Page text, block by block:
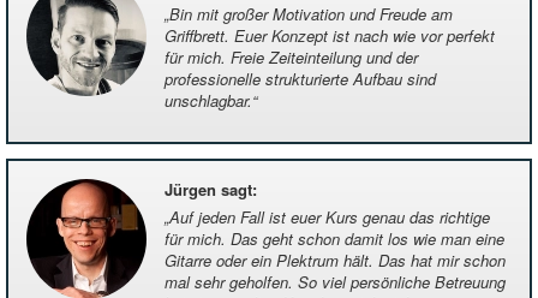
„Bin mit großer Motivation und Freude am
Griffbrett. Euer Konzept ist nach wie vor perfekt
für mich. Freie Zeiteinteilung und der
professionelle strukturierte Aufbau sind
unschlagbar.“
Jürgen sagt:
„Auf jeden Fall ist euer Kurs genau das richtige
für mich. Das geht schon damit los wie man eine
Gitarre oder ein Plektrum hält. Das hat mir schon
mal sehr geholfen. So viel persönliche Betreuung